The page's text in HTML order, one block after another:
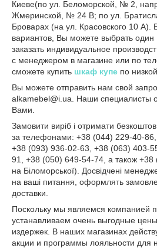
Киеве(по ул. Беломорской, № 2,
Жмеринской, № 24 В; по ул.
Броварах (на ул. Красовского 10 А).
вариантов, Вы можете выбрать один
заказать индивидуальное
с менеджером в магазине или по
сможете купить шкаф купе по
Вы можете отправить нам свой
alkamebel@i.ua. Наши специалисты
Вами.
Замовити виріб і отримати
за телефонами: +38 (044) 229-40-
+38 (093) 936-02-63, +38 (063) 403-
91, +38 (050) 649-54-74, а також
на Біломорської). Досвідчені
на ваші питання, оформлять
доставки.
Поскольку мы являемся компанией
устанавливаем очень выгодные
издержек. В наших магазинах
акции и программы лояльности для